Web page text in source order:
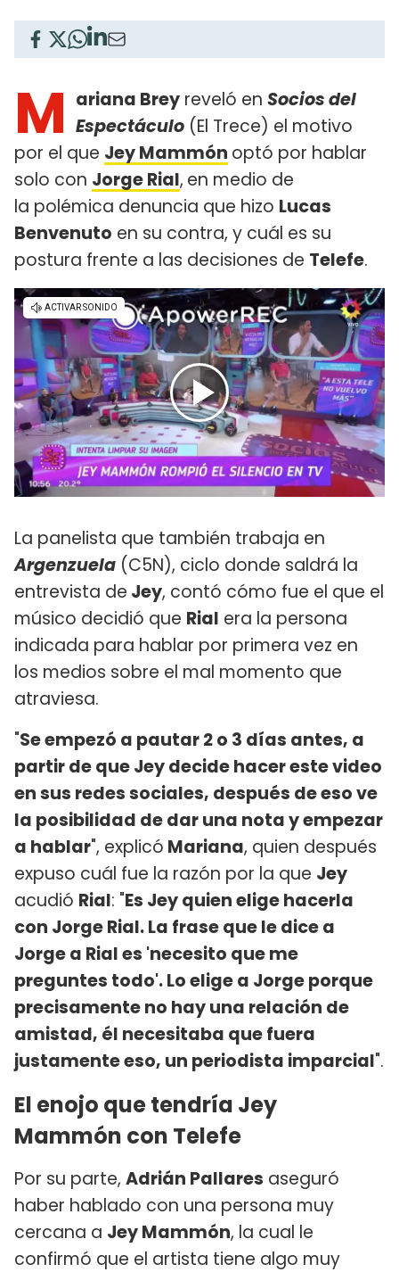
M ariana Brey reveló en Socios del
Espectáculo (El Trece) el motivo
por el que Jey Mammón optó por hablar
solo con Jorge Rial, en medio de
la polémica denuncia que hizo Lucas
Benvenuto en su contra, y cuál es su
postura frente a las decisiones de Telefe.
La panelista que también trabaja en
Argenzuela (C5N), ciclo donde saldrá la
entrevista de Jey, contó cómo fue el que el
músico decidió que Rial era la persona
indicada para hablar por primera vez en
los medios sobre el mal momento que
atraviesa.
"Se empezó a pautar 2 o 3 días antes, a
partir de que Jey decide hacer este video
en sus redes sociales, después de eso ve
la posibilidad de dar una nota y empezar
a hablar", explicó Mariana, quien después
expuso cuál fue la razón por la que Jey
acudió Rial: "Es Jey quien elige hacerla
con Jorge Rial. La frase que le dice a
Jorge a Rial es 'necesito que me
preguntes todo'. Lo elige a Jorge porque
precisamente no hay una relación de
amistad, él necesitaba que fuera
justamente eso, un periodista imparcial".
El enojo que tendría Jey
Mammón con Telefe
Por su parte, Adrián Pallares aseguró
haber hablado con una persona muy
cercana a Jey Mammón, la cual le
confirmó que el artista tiene algo muy